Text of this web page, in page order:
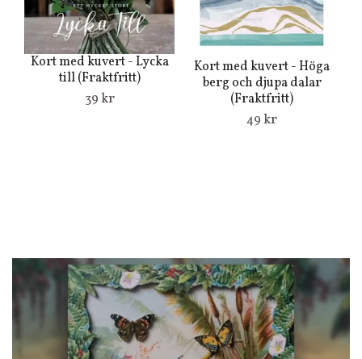
Kort med kuvert - Lycka
till (Fraktfritt)
39 kr
Kort med kuvert - Höga
berg och djupa dalar
(Fraktfritt)
49 kr